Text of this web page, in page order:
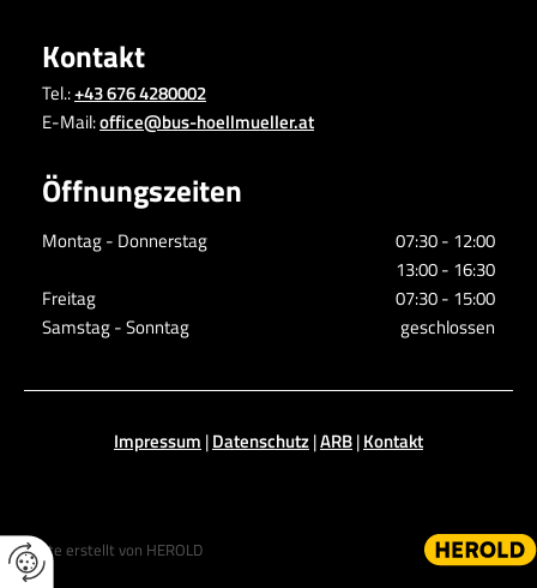
Kontakt
Tel.:+43 676 4280002
E-Mail:office@bus-hoellmueller.at
Öffnungszeiten
Montag - Donnerstag
07:30 - 12:00
13:00 - 16:30
Freitag
07:30 - 15:00
Samstag - Sonntag
geschlossen
Impressum |Datenschutz|ARB|Kontakt
Website erstellt von HEROLD